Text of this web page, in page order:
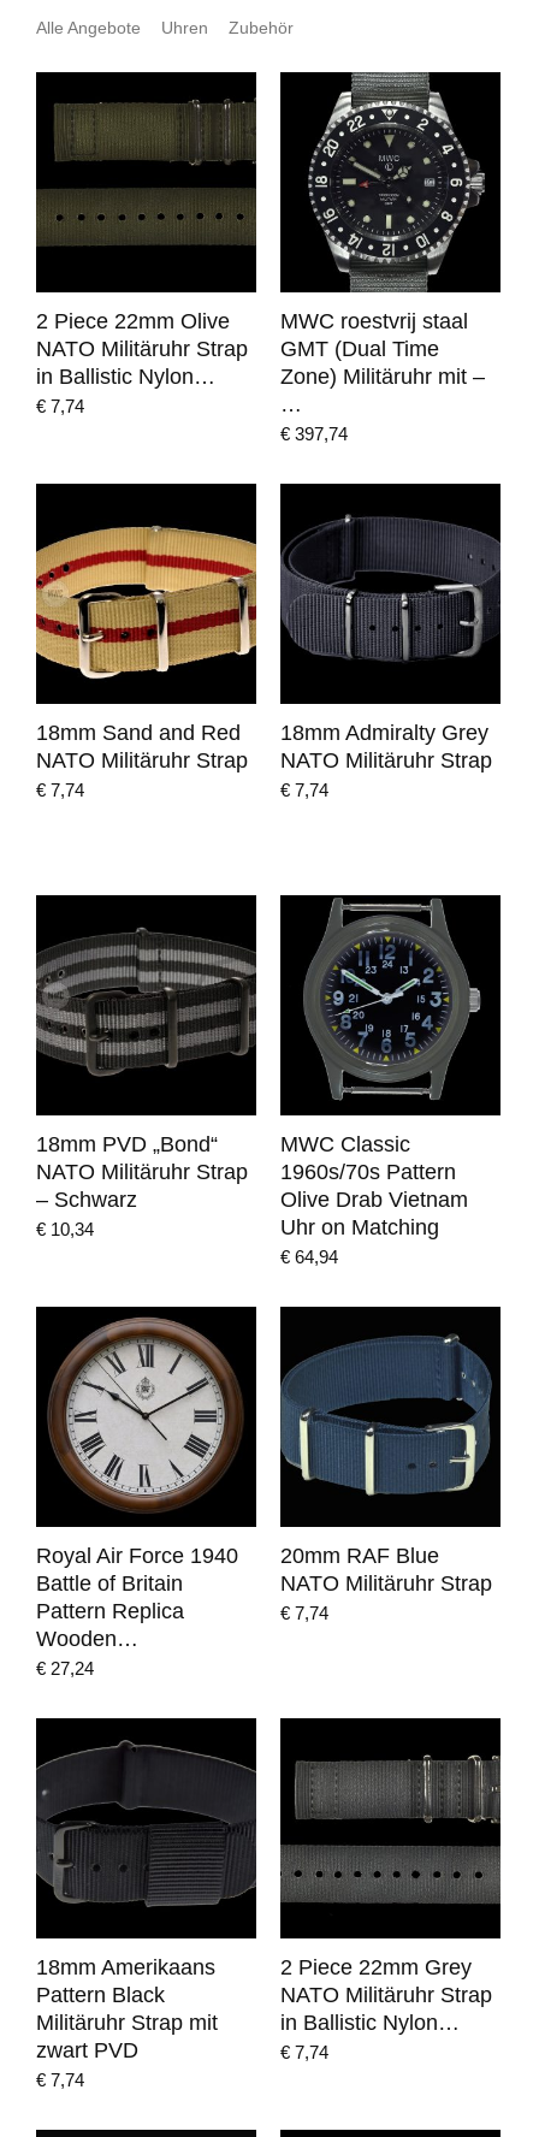
Alle Angebote Uhren Zubehör
2 Piece 22mm Olive
NATO Militäruhr Strap
in Ballistic Nylon…
€ 7,74
MWC roestvrij staal
GMT (Dual Time
Zone) Militäruhr mit –
…
€ 397,74
18mm Sand and Red
NATO Militäruhr Strap
€ 7,74
18mm Admiralty Grey
NATO Militäruhr Strap
€ 7,74
18mm PVD „Bond“
NATO Militäruhr Strap
– Schwarz
€ 10,34
MWC Classic
1960s/70s Pattern
Olive Drab Vietnam
Uhr on Matching
€ 64,94
Royal Air Force 1940
Battle of Britain
Pattern Replica
Wooden…
€ 27,24
20mm RAF Blue
NATO Militäruhr Strap
€ 7,74
18mm Amerikaans
Pattern Black
Militäruhr Strap mit
zwart PVD
€ 7,74
2 Piece 22mm Grey
NATO Militäruhr Strap
in Ballistic Nylon…
€ 7,74